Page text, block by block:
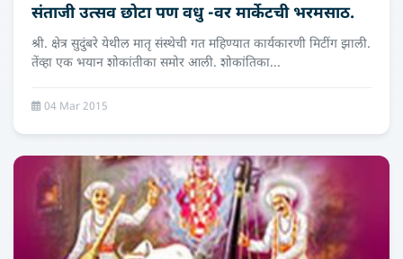
संताजी उत्सव छोटा पण वधु -वर मार्केटची भरमसाठ.
श्री. क्षेत्र सुदुंबरे येथील मातृ संस्थेची गत महिण्यात कार्यकारणी मिटींग झाली.
तेंव्हा एक भयान शोकांतीका समोर आली. शोकांतिका...
04 Mar 2015